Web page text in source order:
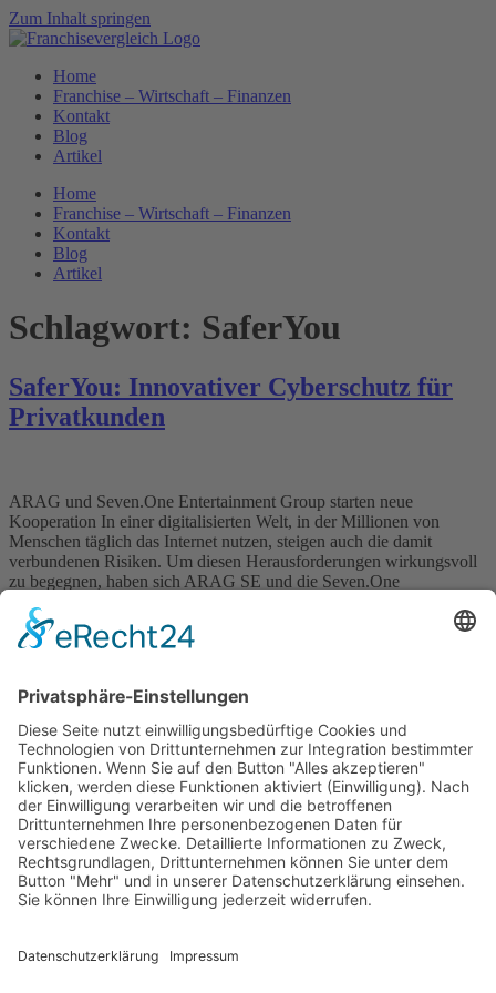
Zum Inhalt springen
Home
Franchise – Wirtschaft – Finanzen
Kontakt
Blog
Artikel
Home
Franchise – Wirtschaft – Finanzen
Kontakt
Blog
Artikel
Schlagwort: SaferYou
SaferYou: Innovativer Cyberschutz für
Privatkunden
ARAG und Seven.One Entertainment Group starten neue
Kooperation In einer digitalisierten Welt, in der Millionen von
Menschen täglich das Internet nutzen, steigen auch die damit
verbundenen Risiken. Um diesen Herausforderungen wirkungsvoll
zu begegnen, haben sich ARAG SE und die Seven.One
Kooperation bewerben und vermarkten die beiden Unternehmen das
bestehende […]
Impressum
Datenschutz
Kooperation
Werbung
Presse- und Öffentlichkeitsarbeit
Aktuelles
Themenwelt